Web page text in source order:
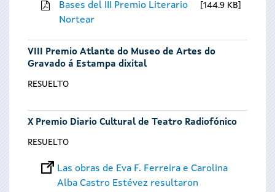
Bases del III Premio Literario
Nortear
144.9 KB
VIII Premio Atlante do Museo de Artes do
Gravado á Estampa dixital
RESUELTO
X Premio Diario Cultural de Teatro Radiofónico
RESUELTO
Las obras de Eva F. Ferreira e Carolina
Alba Castro Estévez resultaron